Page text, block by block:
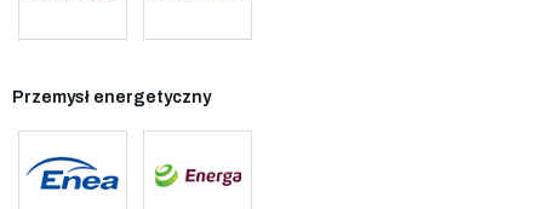
Przemysł energetyczny